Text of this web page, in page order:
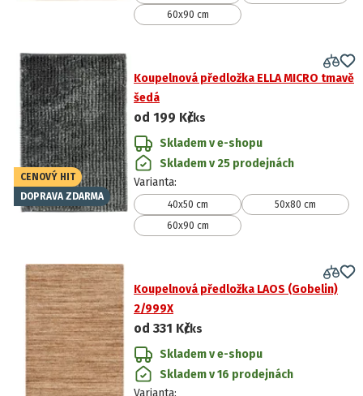
60x90 cm
CENOVÝ HIT
DOPRAVA ZDARMA
Koupelnová předložka ELLA MICRO tmavě
šedá
od 199 Kč/ks
Skladem v e-shopu
Skladem v 25 prodejnách
Varianta:
40x50 cm
50x80 cm
60x90 cm
Koupelnová předložka LAOS (Gobelin)
2/999X
od 331 Kč/ks
Skladem v e-shopu
Skladem v 16 prodejnách
Varianta: